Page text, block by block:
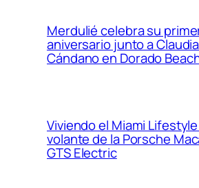
Merdulié celebra su
aniversario junto a Claudia
Cándano en Dorado
Viviendo el Miami
volante de la Porsche
GTS Electric